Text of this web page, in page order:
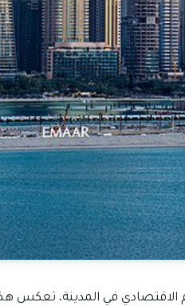
الاقتصادي في المدينة، تعكس